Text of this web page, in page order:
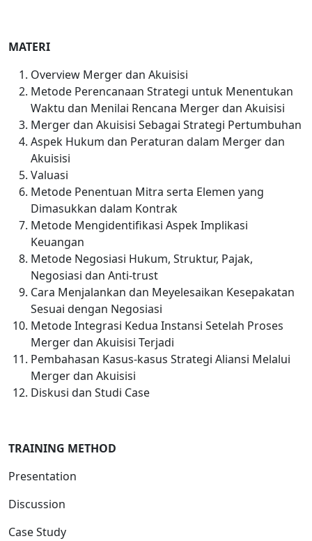
MATERI
Overview Merger dan Akuisisi
Metode Perencanaan Strategi untuk Menentukan
Waktu dan Menilai Rencana Merger dan Akuisisi
Merger dan Akuisisi Sebagai Strategi Pertumbuhan
Aspek Hukum dan Peraturan dalam Merger dan
Akuisisi
Valuasi
Metode Penentuan Mitra serta Elemen yang
Dimasukkan dalam Kontrak
Metode Mengidentifikasi Aspek Implikasi
Keuangan
Metode Negosiasi Hukum, Struktur, Pajak,
Negosiasi dan Anti-trust
Cara Menjalankan dan Meyelesaikan Kesepakatan
Sesuai dengan Negosiasi
Metode Integrasi Kedua Instansi Setelah Proses
Merger dan Akuisisi Terjadi
Pembahasan Kasus-kasus Strategi Aliansi Melalui
Merger dan Akuisisi
Diskusi dan Studi Case
TRAINING METHOD
Presentation
Discussion
Case Study